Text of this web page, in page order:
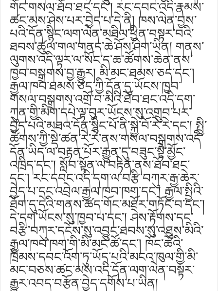
གོང་གསལ་ཐོབ་ཐང་དང༌། རང་དབང་འདི་རྣམས་
ཚང་མས་ཤེས་པར་བྱེད་པ་དེ་ནི། ཁས་ལེན་བྱས་
པའི་དོན་སྙིང་ལག་ལེན་མཐིལ་ཕྱིན་བསྟར་བའི་
ཐབས་ཚུལ་གལ་གནད་ཆེ་ཤོས་ཤིག་ཡིན། གནས་
ལུགས་འདི་ལྟར་ལ་སོང་ད་ཆ་ཚོགས་ཆེན་ནས་
ཁྱབ་བསྒྲགས་བྱ་རྒྱུར། མི་མང་ཐམས་ཅད་དང༌།
རྒྱལ་ཁབ་ཐམས་ཅད་ཀྱི་དོན་དུ་ཡོངས་ཁྱབ་
གསལ་བསྒྲགས་འགྲོ་བ་མིའི་ཐོབ་ཐང་འདི་དག་
ཀུན་གྱི་མིག་དཔེ་ལྟ་བུར་ཡོངས་སུ་འགྲུབ་པར་
བྱེད་པའི་མཐའ་དོན་སྙིང་པོ་ནི་སྐྱེ་བོ་རེ་རེ་དང༌། སྤྱི་
ཚོགས་ཀྱི་སྡེ་ཚན་རེ་རེ་ནས་གསལ་བསྒྲགས་འདི་
དོན་ཡིད་ལ་བརྟན་པོར་རྒྱུན་དུ་བཟུང་སྟེ་མྱོང་
འཁྲིད་དང༌། སློབ་སྟོན་ལ་བརྟེན་ནས་ཐོབ་ཐང་
དང༌། རང་དབང་འདི་དག་ལ་བརྩི་བཀུར་རྒྱ་ཆེར་
བྱེད་པ་དང་འབྲེལ་རྒྱལ་ཁབ་ཁག་དང༌། རྒྱལ་སྤྱིའི་
ཐོག་དུ་དེའི་གནས་ཚད་གོང་མཐོར་གཏོང་བ་དང༌།
དེ་དག་ཡོངས་སུ་ཁྱབ་པ་དང༌། ཤེས་རྟོགས་དང་
བརྩི་བཀུར་དངོས་སུ་འབྱུང་ཐབས་སུ་འཐུས་མིའི་
རྒྱལ་ཁབ་ཁག་གི་མི་མང་ཚོ་དང༌། ཁོང་ཚོའི་
ཁྲིམས་དབང་འོག་ཏུ་ཡོད་པའི་མངའ་ཁུལ་གྱི་མི་
མང་བཅས་ཚང་མས་འདི་དོན་ལག་ལེན་བསྟར་
རྒྱུར་འབད་བརྩོན་བྱེད་དགོས་པ་ཡིན།